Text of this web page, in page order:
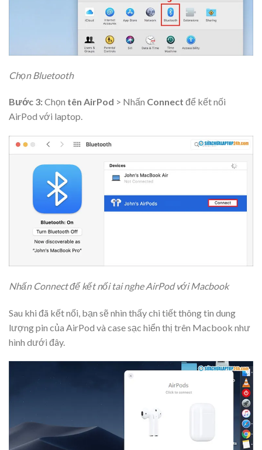
Chọn Bluetooth
Bước 3:Chọn tên AirPod > Nhấn Connect để kết nối
AirPod với laptop.
Nhấn Connect để kết nối tai nghe AirPod với Macbook
Sau khi đã kết nối, bạn sẽ nhìn thấy chi tiết thông tin dung
lượng pin của AirPod và case sạc hiển thị trên Macbook như
hình dưới đây.